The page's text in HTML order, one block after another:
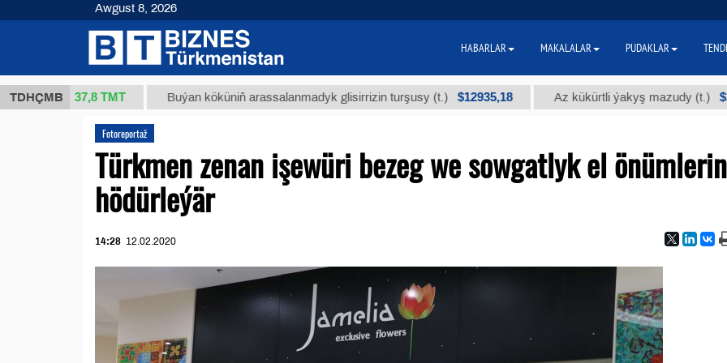
TDHÇMB
37,8 ТМТ Buýan köküniň arassalanmadyk glisirrizin turşusy (t.) $12935,18 Az kükürtli ýakyş mazudy (t.) $300
Fotoreportaž
Türkmen zenan işewüri bezeg we sowgatlyk el
hödürleýär
14:28 12.02.2020
Awgust 8, 2026
HABARLAR MAKALALAR PUDAKLAR